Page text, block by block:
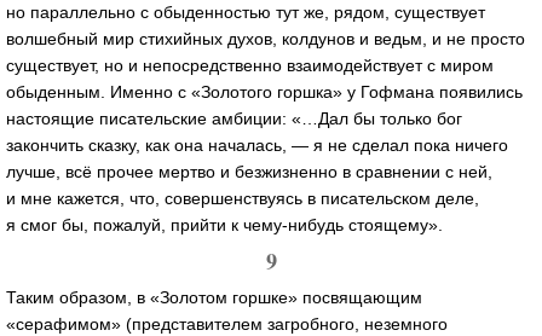
но параллельно с обыденностью тут же, рядом, существует
волшебный мир стихийных духов, колдунов и ведьм, и не просто
существует, но и непосредственно взаимодействует с миром
обыденным. Именно с «Золотого горшка» у Гофмана появились
настоящие писательские амбиции: «…Дал бы только бог
закончить сказку, как она началась, — я не сделал пока ничего
лучше, всё прочее мертво и безжизненно в сравнении с ней,
и мне кажется, что, совершенствуясь в писательском деле,
я смог бы, пожалуй, прийти к чему-нибудь стоящему».
9
Таким образом, в «Золотом горшке» посвящающим
«серафимом» (представителем загробного, неземного